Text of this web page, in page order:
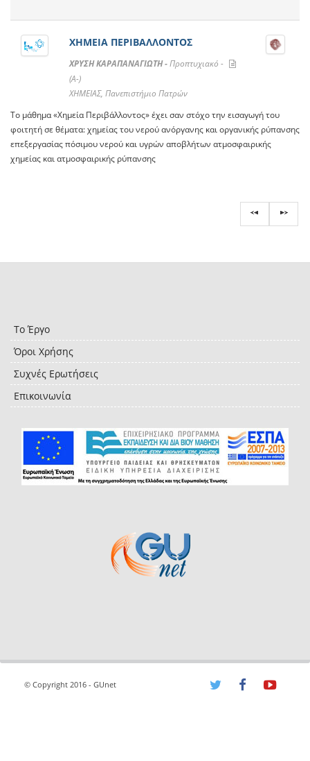
ΧΗΜΕΙΑ ΠΕΡΙΒΑΛΛΟΝΤΟΣ
ΧΡΥΣΗ ΚΑΡΑΠΑΝΑΓΙΩΤΗ -Προπτυχιακό -
(A-)
ΧΗΜΕΙΑΣ, Πανεπιστήμιο Πατρών
Το μάθημα «Χημεία Περιβάλλοντος» έχει σαν στόχο την εισαγωγή του
φοιτητή σε θέματα: χημείας του νερού ανόργανης και οργανικής ρύπανσης
επεξεργασίας πόσιμου νερού και υγρών αποβλήτων ατμοσφαιρικής
χημείας και ατμοσφαιρικής ρύπανσης
Το Έργο
Όροι Χρήσης
Συχνές Ερωτήσεις
Επικοινωνία
© Copyright 2016 - GUnet